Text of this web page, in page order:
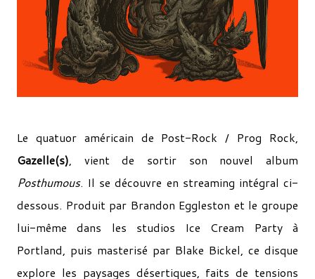
Le quatuor américain de Post-Rock / Prog Rock,
Gazelle(s), vient de sortir son nouvel album
Posthumous. Il se découvre en streaming intégral ci-
dessous. Produit par Brandon Eggleston et le groupe
lui-même dans les studios Ice Cream Party à
Portland, puis masterisé par Blake Bickel, ce disque
explore les paysages désertiques, faits de tensions